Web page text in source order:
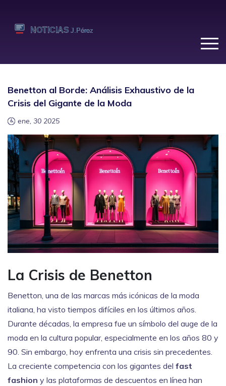
Benetton al Borde: Análisis Exhaustivo de la
Crisis del Gigante de la Moda
ene, 30 2025
La Crisis de Benetton
Benetton, una de las marcas más icónicas de la moda
italiana, ha visto tiempos difíciles en los últimos años.
Durante décadas, la empresa fue un símbolo del auge de la
moda en la cultura popular, especialmente en los años 80 y
90. Sin embargo, hoy enfrenta una crisis sin precedentes.
La creciente competencia con los gigantes del fast
fashion y las plataformas de descuentos en línea han